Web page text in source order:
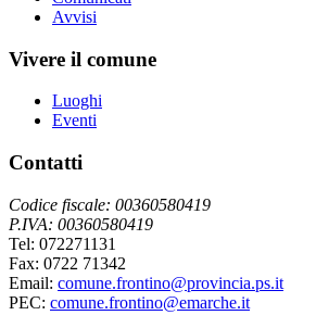
Avvisi
Vivere il comune
Luoghi
Eventi
Contatti
Codice fiscale: 00360580419
P.IVA: 00360580419
Tel: 072271131
Fax: 0722 71342
Email: comune.frontino@provincia.ps.it
PEC: comune.frontino@emarche.it